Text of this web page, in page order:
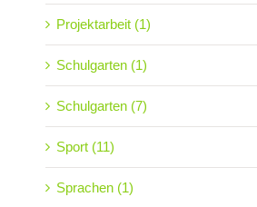
Projektarbeit (1)
Schulgarten (1)
Schulgarten (7)
Sport (11)
Sprachen (1)